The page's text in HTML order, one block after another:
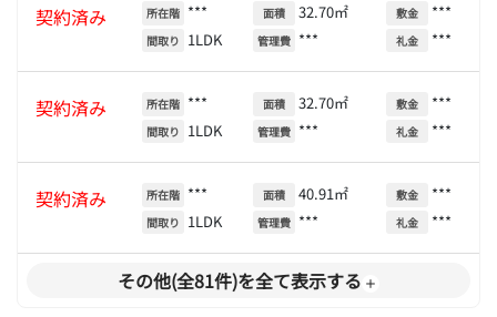
契約済み 所在階 ***
間取り 1LDK
面積 32.70㎡
管理費 ***
敷金 ***
礼金 ***
契約済み 所在階 ***
間取り 1LDK
面積 32.70㎡
管理費 ***
敷金 ***
礼金 ***
契約済み 所在階 ***
間取り 1LDK
面積 40.91㎡
管理費 ***
敷金 ***
礼金 ***
その他(全81件)を全て表示する